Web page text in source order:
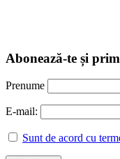
Abonează-te și
Prenume
E-mail:
Sunt de acord cu